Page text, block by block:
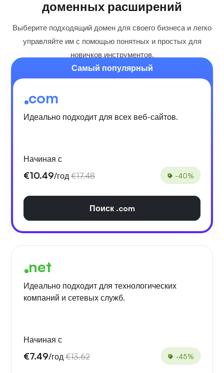
доменных расширений
Выберите подходящий домен для своего бизнеса и легко
управляйте им с помощью понятных и простых для
новичков инструментов.
Самый популярный
com
Идеально подходит для всех веб-сайтов.
Начиная с
€10.49/год €17.48 -40%
Поиск .com
net
Идеально подходит для технологических
компаний и сетевых служб.
Начиная с
€7.49/год €13.62 -45%